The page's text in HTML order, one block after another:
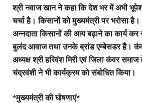
श्री नवाज खान ने कहा कि देश भर में अभी
चर्चा है। किसानों को मुख्यमंत्री पर भरोसा
अन्नदाता किसानों की आय बढ़ाने का कार्य
बुलंद आवाज तथा उनके ब्रांड एम्बेसडर हैं।
अध्यक्ष श्री हरिवंश मिरी एवं जिला कंवर
चंद्रवंशी ने भी कार्यक्रम को संबोधित किया।
*मुख्यमंत्री की घोषणाएं*